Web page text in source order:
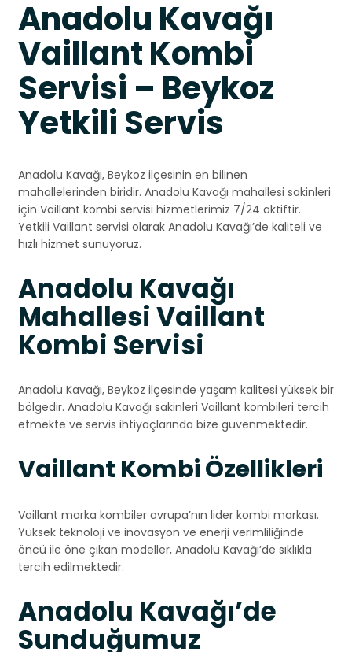
Anadolu Kavağı
Vaillant Kombi
Servisi – Beykoz
Yetkili Servis
Anadolu Kavağı, Beykoz ilçesinin en bilinen
mahallelerinden biridir. Anadolu Kavağı mahallesi sakinleri
için Vaillant kombi servisi hizmetlerimiz 7/24 aktiftir.
Yetkili Vaillant servisi olarak Anadolu Kavağı’de kaliteli ve
hızlı hizmet sunuyoruz.
Anadolu Kavağı
Mahallesi Vaillant
Kombi Servisi
Anadolu Kavağı, Beykoz ilçesinde yaşam kalitesi yüksek bir
bölgedir. Anadolu Kavağı sakinleri Vaillant kombileri tercih
etmekte ve servis ihtiyaçlarında bize güvenmektedir.
Vaillant Kombi Özellikleri
Vaillant marka kombiler avrupa’nın lider kombi markası.
Yüksek teknoloji ve inovasyon ve enerji verimliliğinde
öncü ile öne çıkan modeller, Anadolu Kavağı’de sıklıkla
tercih edilmektedir.
Anadolu Kavağı’de
Sunduğumuz